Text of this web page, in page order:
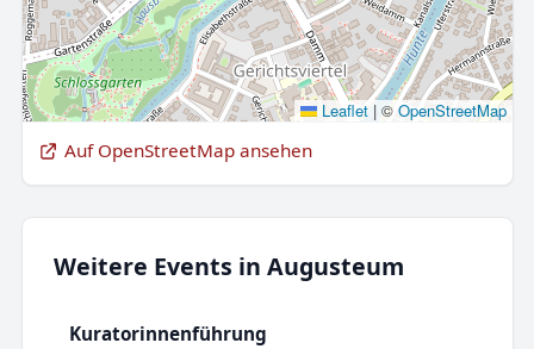
Leaflet |© OpenStreetMap
Auf OpenStreetMap ansehen
Weitere Events in Augusteum
Kuratorinnenführung